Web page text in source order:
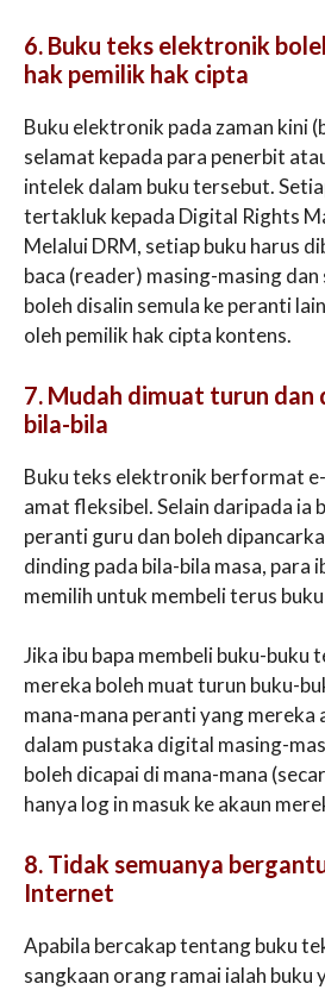
6. Buku teks elektronik
hak pemilik hak cipta
Buku elektronik pada zaman kini
selamat kepada para penerbit
intelek dalam buku tersebut.
tertakluk kepada Digital Rights
Melalui DRM, setiap buku harus
baca (reader) masing-masing
boleh disalin semula ke peranti
oleh pemilik hak cipta kontens.
7. Mudah dimuat turun dan
bila-bila
Buku teks elektronik berformat
amat fleksibel. Selain daripada ia
peranti guru dan boleh
dinding pada bila-bila masa, para
memilih untuk membeli terus
Jika ibu bapa membeli buku-buku
mereka boleh muat turun buku-
mana-mana peranti yang mereka
dalam pustaka digital masing-
boleh dicapai di mana-mana
hanya log in masuk ke akaun
8. Tidak semuanya
Internet
Apabila bercakap tentang buku
sangkaan orang ramai ialah buku